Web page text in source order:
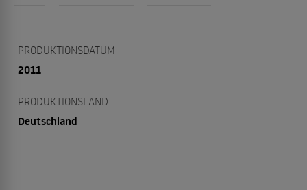
PRODUKTIONSDATUM
2011
PRODUKTIONSLAND
Deutschland